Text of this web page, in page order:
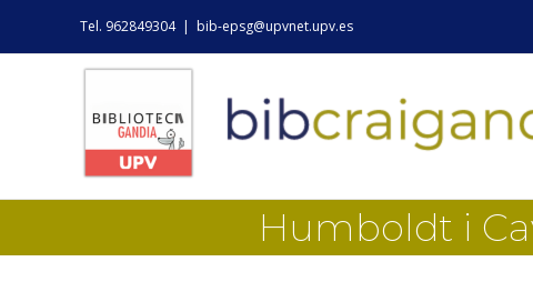
Tel. 962849304 | bib-epsg@upvnet.upv.es
Humboldt i